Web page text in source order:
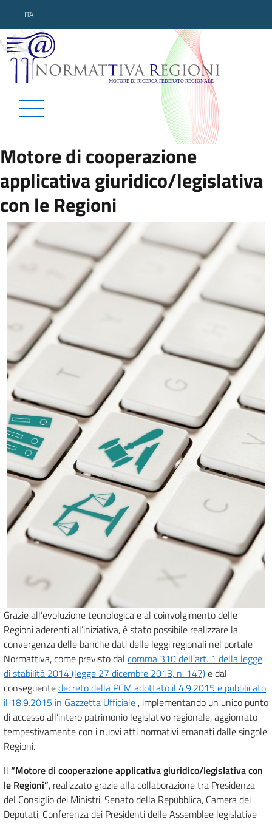
ITA
Normattiva Regioni -
Motore di cooperazione
applicativa giuridico/legislativa
con le Regioni
Grazie all’evoluzione tecnologica e al coinvolgimento delle
Regioni aderenti all’iniziativa, è stato possibile realizzare la
convergenza delle banche dati delle leggi regionali nel portale
Normattiva, come previsto dal comma 310 dell’art. 1 della legge
di stabilità 2014 (legge 27 dicembre 2013, n. 147)e dal
conseguentedecreto della PCM adottato il 4.9.2015 e pubblicato
il 18.9.2015 in Gazzetta Ufficiale , implementando un unico punto
di accesso all’intero patrimonio legislativo regionale, aggiornato
tempestivamente con i nuovi atti normativi emanati dalle singole
Regioni.
Il “Motore di cooperazione applicativa giuridico/legislativa con
le Regioni”, realizzato grazie alla collaborazione tra Presidenza
del Consiglio dei Ministri, Senato della Repubblica, Camera dei
Deputati, Conferenza dei Presidenti delle Assemblee legislative